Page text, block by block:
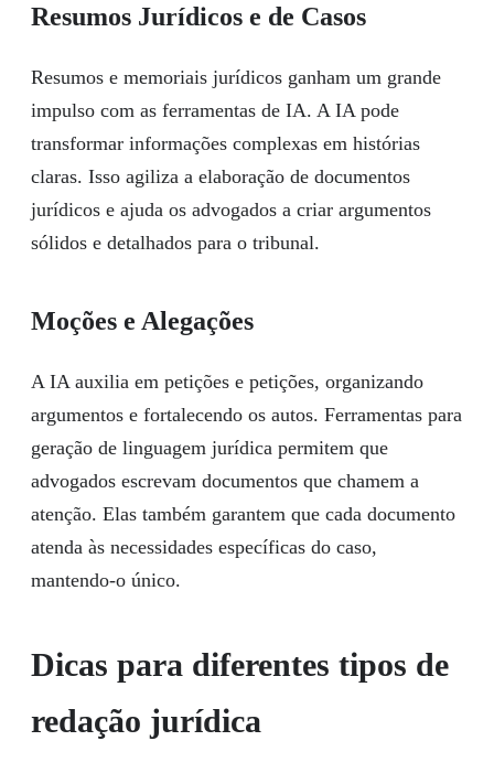
Resumos Jurídicos e de Casos
Resumos e memoriais jurídicos ganham um grande
impulso com as ferramentas de IA. A IA pode
transformar informações complexas em histórias
claras. Isso agiliza a elaboração de documentos
jurídicos e ajuda os advogados a criar argumentos
sólidos e detalhados para o tribunal.
Moções e Alegações
A IA auxilia em petições e petições, organizando
argumentos e fortalecendo os autos. Ferramentas para
geração de linguagem jurídica permitem que
advogados escrevam documentos que chamem a
atenção. Elas também garantem que cada documento
atenda às necessidades específicas do caso,
mantendo-o único.
Dicas para diferentes tipos de
redação jurídica